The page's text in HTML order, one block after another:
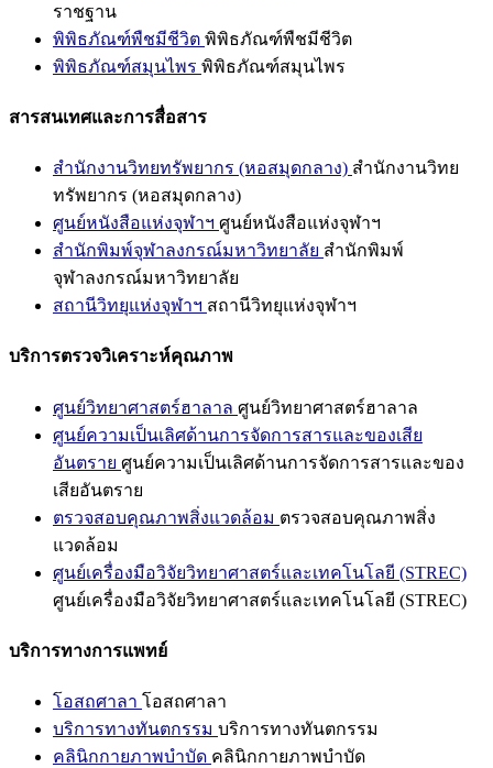
ราชฐาน
พิพิธภัณฑ์พืชมีชีวิต พิพิธภัณฑ์พืชมีชีวิต
พิพิธภัณฑ์สมุนไพร พิพิธภัณฑ์สมุนไพร
สารสนเทศและการสื่อสาร
สำนักงานวิทยทรัพยากร (หอสมุดกลาง) สำนักงานวิทย
ทรัพยากร (หอสมุดกลาง)
ศูนย์หนังสือแห่งจุฬาฯ ศูนย์หนังสือแห่งจุฬาฯ
สำนักพิมพ์จุฬาลงกรณ์มหาวิทยาลัย สำนักพิมพ์
จุฬาลงกรณ์มหาวิทยาลัย
สถานีวิทยุแห่งจุฬาฯ สถานีวิทยุแห่งจุฬาฯ
บริการตรวจวิเคราะห์คุณภาพ
ศูนย์วิทยาศาสตร์ฮาลาล ศูนย์วิทยาศาสตร์ฮาลาล
ศูนย์ความเป็นเลิศด้านการจัดการสารและของเสีย
อันตราย ศูนย์ความเป็นเลิศด้านการจัดการสารและของ
เสียอันตราย
ตรวจสอบคุณภาพสิ่งแวดล้อม ตรวจสอบคุณภาพสิ่ง
แวดล้อม
ศูนย์เครื่องมือวิจัยวิทยาศาสตร์และเทคโนโลยี (STREC)
ศูนย์เครื่องมือวิจัยวิทยาศาสตร์และเทคโนโลยี (STREC)
บริการทางการแพทย์
โอสถศาลา โอสถศาลา
บริการทางทันตกรรม บริการทางทันตกรรม
คลินิกกายภาพบำบัด คลินิกกายภาพบำบัด